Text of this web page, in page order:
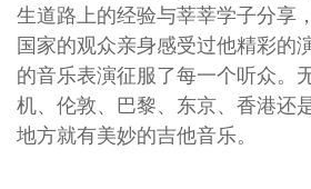
生道路上的经验与莘莘学子分享
国家的观众亲身感受过他精彩的
的音乐表演征服了每一个听众。
机、伦敦、巴黎、东京、香港还
地方就有美妙的吉他音乐。